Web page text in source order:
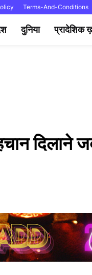
Terms-And-Conditions
दुनिया प्रादेशिक
दिलाने